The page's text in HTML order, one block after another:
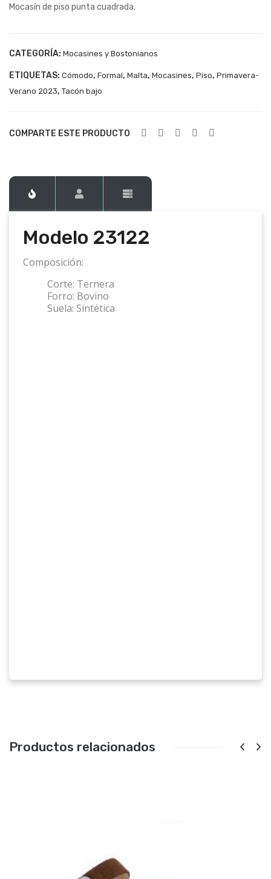
Mocasín de piso punta cuadrada.
CATEGORÍA: Mocasines y Bostonianos
ETIQUETAS: Cómodo, Formal, Malta, Mocasines, Piso, Primavera-
Verano 2023, Tacón bajo
COMPARTE ESTE PRODUCTO
Modelo 23122
Composición:
Corte: Ternera
Forro: Bovino
Suela: Sintética
Productos relacionados